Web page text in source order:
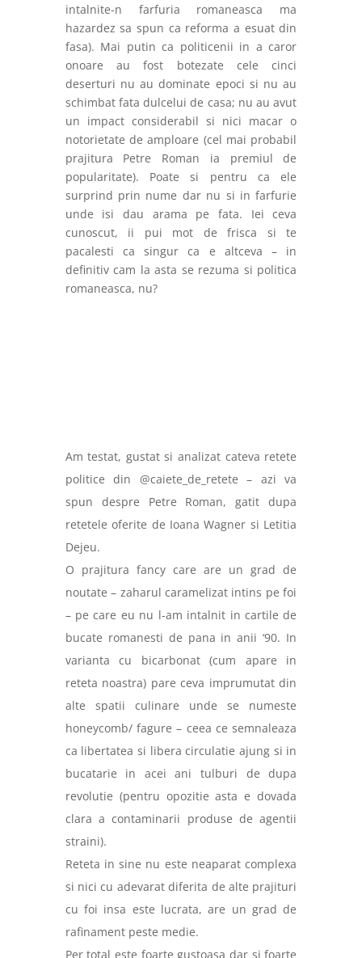
intalnite-n farfuria romaneasca ma
hazardez sa spun ca reforma a esuat din
fasa). Mai putin ca politicenii in a caror
onoare au fost botezate cele cinci
deserturi nu au dominate epoci si nu au
schimbat fata dulcelui de casa; nu au avut
un impact considerabil si nici macar o
notorietate de amploare (cel mai probabil
prajitura Petre Roman ia premiul de
popularitate). Poate si pentru ca ele
surprind prin nume dar nu si in farfurie
unde isi dau arama pe fata. Iei ceva
cunoscut, ii pui mot de frisca si te
pacalesti ca singur ca e altceva – in
definitiv cam la asta se rezuma si politica
romaneasca, nu?
Am testat, gustat si analizat cateva retete
politice din @caiete_de_retete – azi va
spun despre Petre Roman, gatit dupa
retetele oferite de Ioana Wagner si Letitia
Dejeu.
O prajitura fancy care are un grad de
noutate – zaharul caramelizat intins pe foi
– pe care eu nu l-am intalnit in cartile de
bucate romanesti de pana in anii ‘90. In
varianta cu bicarbonat (cum apare in
reteta noastra) pare ceva imprumutat din
alte spatii culinare unde se numeste
honeycomb/ fagure – ceea ce semnaleaza
ca libertatea si libera circulatie ajung si in
bucatarie in acei ani tulburi de dupa
revolutie (pentru opozitie asta e dovada
clara a contaminarii produse de agentii
straini).
Reteta in sine nu este neaparat complexa
si nici cu adevarat diferita de alte prajituri
cu foi insa este lucrata, are un grad de
rafinament peste medie.
Per total este foarte gustoasa dar si foarte